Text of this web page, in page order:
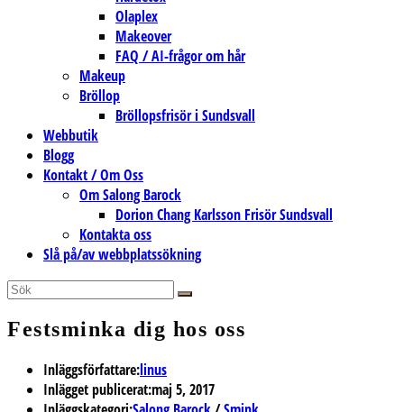
Olaplex
Makeover
FAQ / AI-frågor om hår
Makeup
Bröllop
Bröllopsfrisör i Sundsvall
Webbutik
Blogg
Kontakt / Om Oss
Om Salong Barock
Dorion Chang Karlsson Frisör Sundsvall
Kontakta oss
Slå på/av webbplatssökning
Festsminka dig hos oss
Inläggsförfattare:linus
Inlägget publicerat:maj 5, 2017